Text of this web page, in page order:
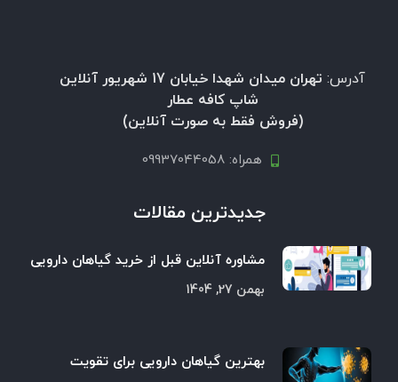
آدرس:
تهران میدان شهدا خیابان 17 شهریور آنلاین
شاپ کافه عطار
(فروش فقط به صورت آنلاین)
همراه: 09937044058
جدیدترین مقالات
مشاوره آنلاین قبل از خرید گیاهان دارویی
بهمن 27, 1404
بهترین گیاهان دارویی برای تقویت